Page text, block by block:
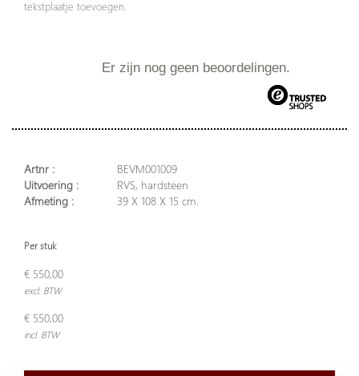
tekstplaatje toevoegen.
Er zijn nog geen beoordelingen.
Artnr :
BEVM001009
Uitvoering :
RVS, hardsteen
Afmeting :
39 X 108 X 15 cm.
Per stuk
€ 550,00
excl. BTW
€ 550,00
incl. BTW